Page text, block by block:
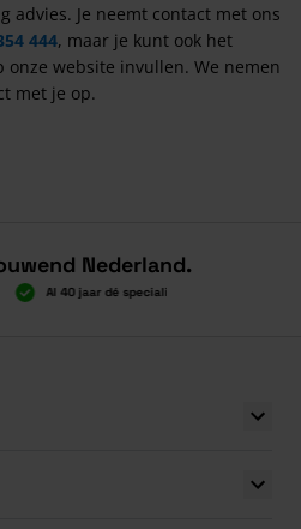
advies. Je neemt contact met ons
444, maar je kunt ook het
onze website invullen. We nemen
met je op.
Nederland.
Al 40 jaar dé specialist